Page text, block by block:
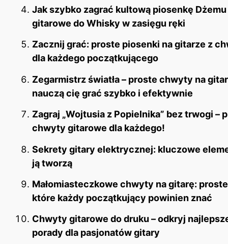
Jak szybko zagrać kultową piosenkę
gitarowe do Whisky w zasięgu ręki
Zacznij grać: proste piosenki na gitarze z
dla każdego początkującego
Zegarmistrz światła – proste chwyty na
nauczą cię grać szybko i efektywnie
Zagraj „Wojtusia z Popielnika” bez trwogi –
chwyty gitarowe dla każdego!
Sekrety gitary elektrycznej: kluczowe
ją tworzą
Małomiasteczkowe chwyty na gitarę:
które każdy początkujący powinien znać
Chwyty gitarowe do druku – odkryj
porady dla pasjonatów gitary